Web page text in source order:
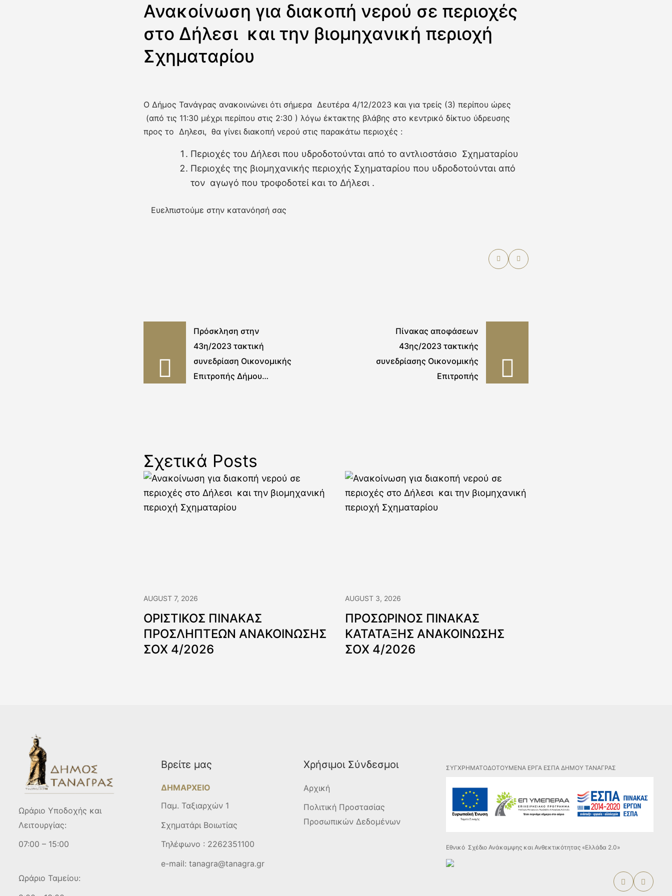
Ανακοίνωση για διακοπή νερού σε περιοχές
στο Δήλεσι και την βιομηχανική περιοχή
Σχηματαρίου
Ο Δήμος Τανάγρας ανακοινώνει ότι σήμερα Δευτέρα 4/12/2023 και για τρείς (3) περίπου ώρες
(από τις 11:30 μέχρι περίπου στις 2:30 ) λόγω έκτακτης βλάβης στο κεντρικό δίκτυο ύδρευσης
προς το Δηλεσι, θα γίνει διακοπή νερού στις παρακάτω περιοχές :
Περιοχές του Δήλεσι που υδροδοτούνται από το αντλιοστάσιο Σχηματαρίου
Περιοχές της βιομηχανικής περιοχής Σχηματαρίου που υδροδοτούνται από
τον αγωγό που τροφοδοτεί και το Δήλεσι .
Ευελπιστούμε στην κατανόησή σας
Πρόσκληση στην
43η/2023 τακτική
συνεδρίαση Οικονομικής
Επιτροπής Δήμου
Πίνακας αποφάσεων
43ης/2023 τακτικής
συνεδρίασης Οικονομικής
Επιτροπής
Σχετικά Posts
AUGUST 7, 2026
ΟΡΙΣΤΙΚΟΣ ΠΙΝΑΚΑΣ
ΠΡΟΣΛΗΠΤΕΩΝ ΑΝΑΚΟΙΝΩΣΗΣ
ΣΟΧ 4/2026
AUGUST 3, 2026
ΠΡΟΣΩΡΙΝΟΣ ΠΙΝΑΚΑΣ
ΚΑΤΑΤΑΞΗΣ ΑΝΑΚΟΙΝΩΣΗΣ
ΣΟΧ 4/2026
Ωράριο Υποδοχής και
Λειτουργίας:
07:00 – 15:00
Ωράριο Ταμείου:
Βρείτε μας
ΔΗΜΑΡΧΕΙΟ
Παμ. Ταξιαρχών 1
Σχηματάρι Βοιωτίας
Τηλέφωνο : 2262351100
e-mail:tanagra@tanagra.gr
Χρήσιμοι Σύνδεσμοι
Αρχική
Πολιτική Προστασίας
Προσωπικών Δεδομένων
ΣΥΓΧΡΗΜΑΤΟΔΟΤΟΥΜΕΝΑ ΕΡΓΑ ΕΣΠΑ ΔΗΜΟΥ ΤΑΝΑΓΡΑΣ
Εθνικό Σχέδιο Ανάκαμψης και Ανθεκτικότητας «Ελλάδα 2.0»